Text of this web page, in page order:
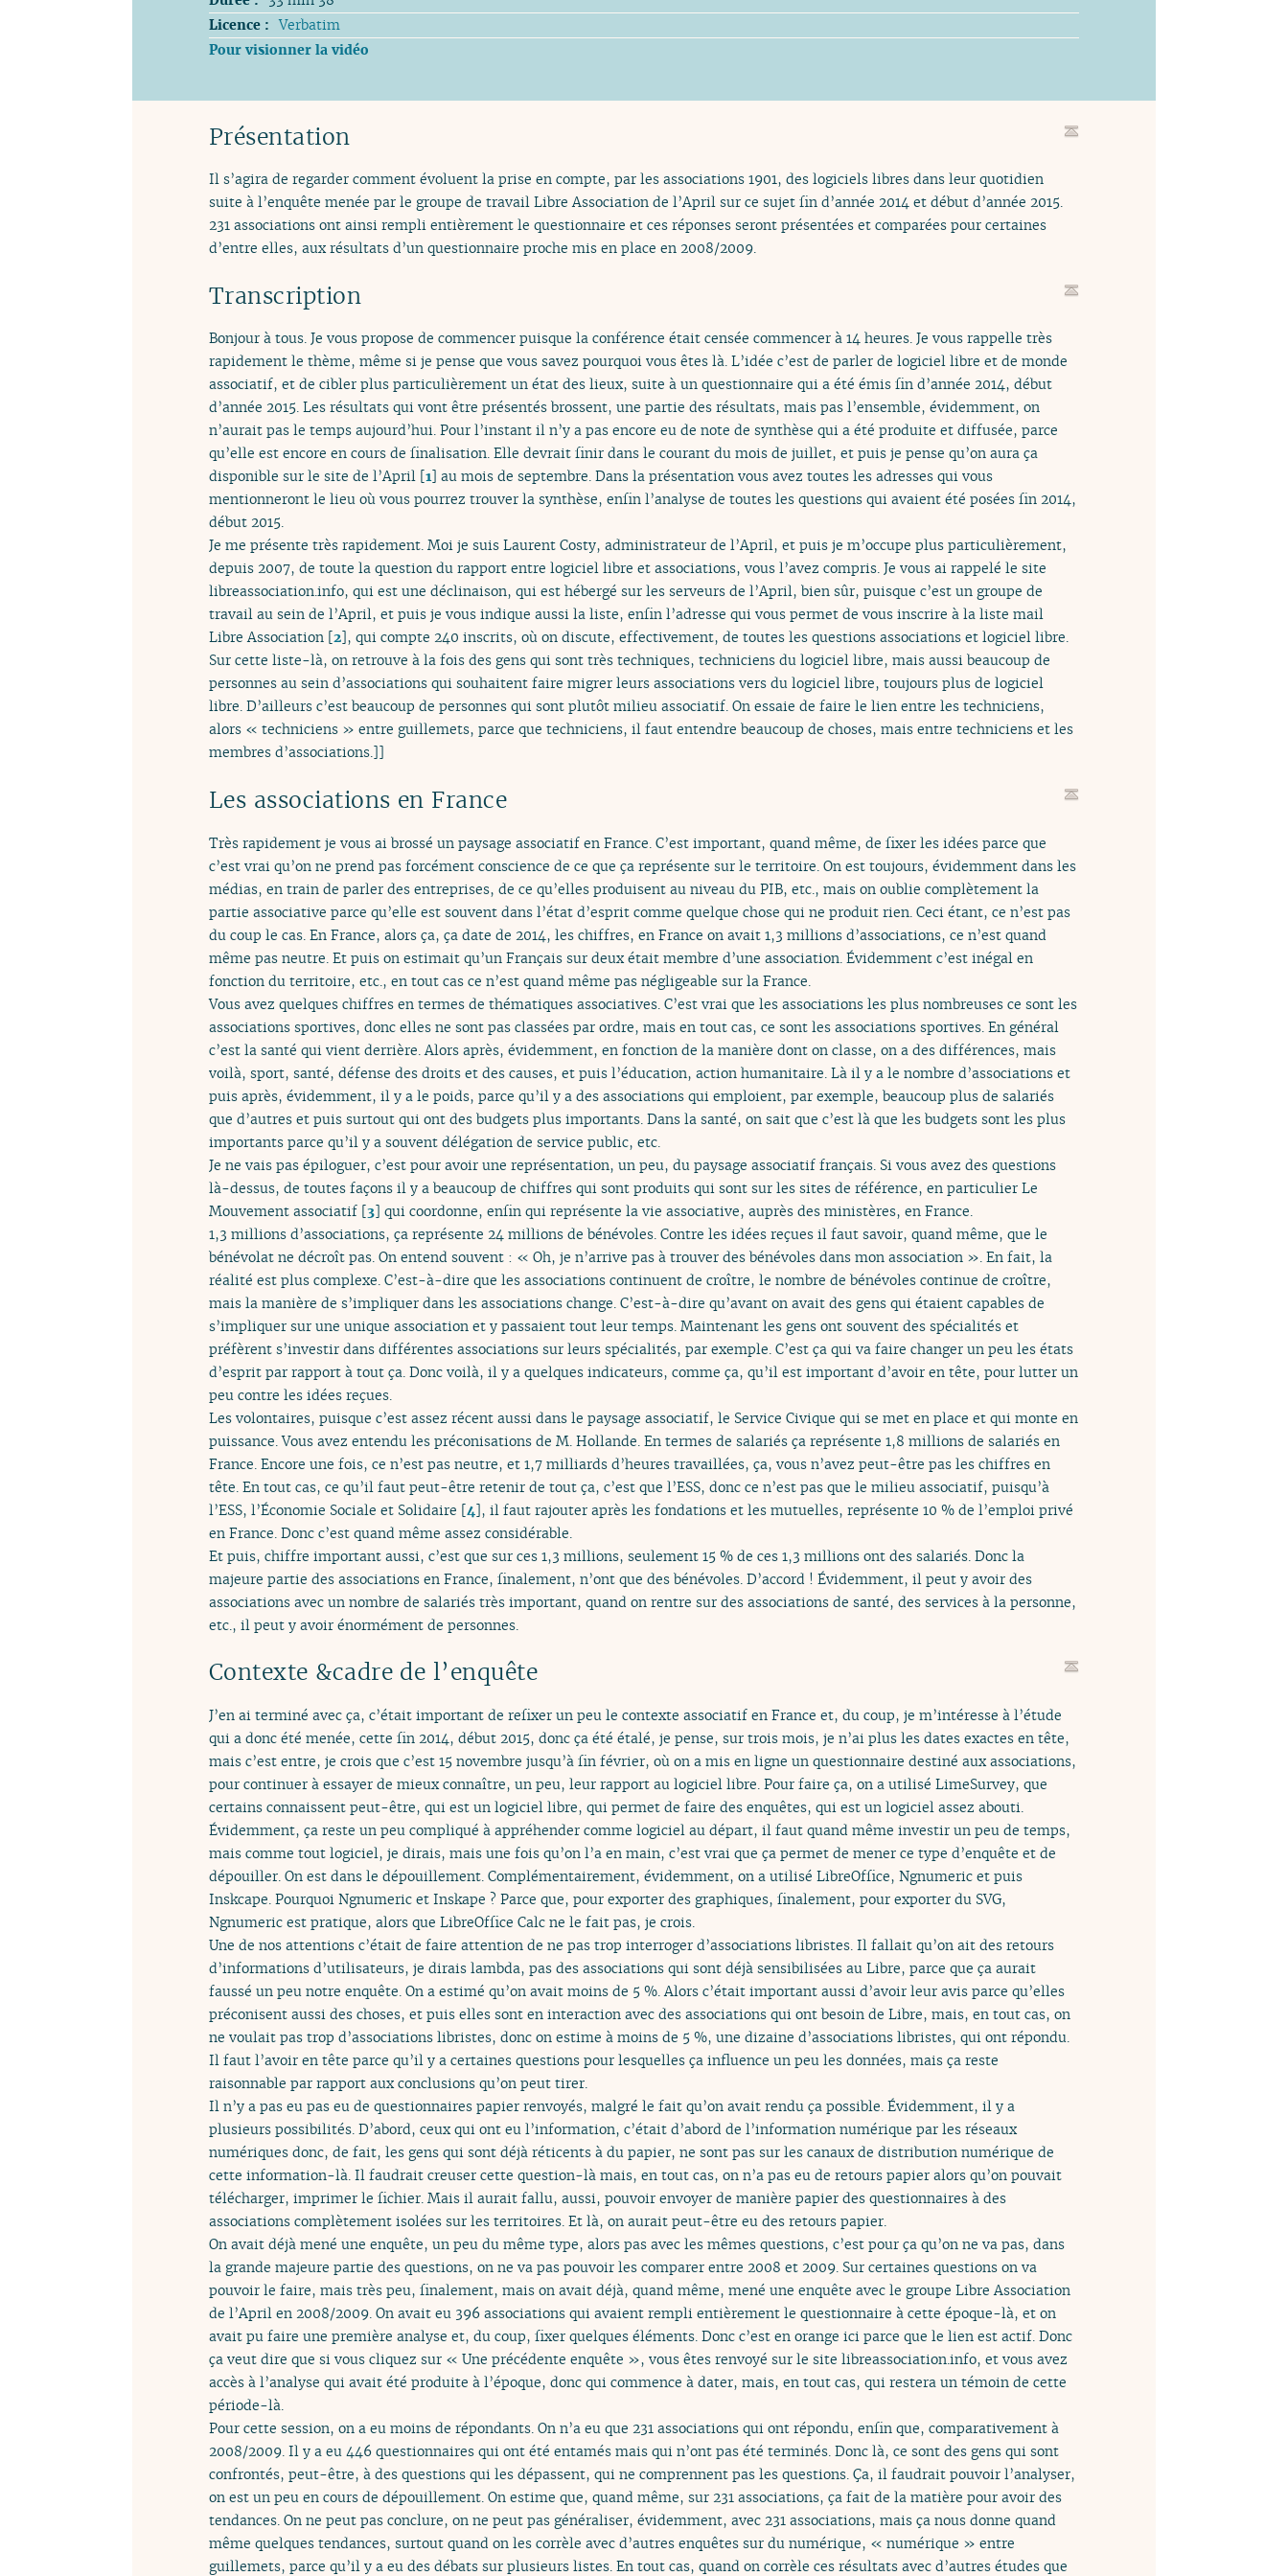
Licence : Verbatim
Pour visionner la vidéo
Présentation
Il s’agira de regarder comment évoluent la prise en compte, par les associations 1901, des logiciels libres dans leur quotidien
suite à l’enquête menée par le groupe de travail Libre Association de l’April sur ce sujet fin d’année 2014 et début d’année 2015.
231 associations ont ainsi rempli entièrement le questionnaire et ces réponses seront présentées et comparées pour certaines
d’entre elles, aux résultats d’un questionnaire proche mis en place en 2008/2009.
Transcription
Bonjour à tous. Je vous propose de commencer puisque la conférence était censée commencer à 14 heures. Je vous rappelle très
rapidement le thème, même si je pense que vous savez pourquoi vous êtes là. L’idée c’est de parler de logiciel libre et de monde
associatif, et de cibler plus particulièrement un état des lieux, suite à un questionnaire qui a été émis fin d’année 2014, début
d’année 2015. Les résultats qui vont être présentés brossent, une partie des résultats, mais pas l’ensemble, évidemment, on
n’aurait pas le temps aujourd’hui. Pour l’instant il n’y a pas encore eu de note de synthèse qui a été produite et diffusée, parce
qu’elle est encore en cours de finalisation. Elle devrait finir dans le courant du mois de juillet, et puis je pense qu’on aura ça
disponible sur le site de l’April [1] au mois de septembre. Dans la présentation vous avez toutes les adresses qui vous
mentionneront le lieu où vous pourrez trouver la synthèse, enfin l’analyse de toutes les questions qui avaient été posées fin 2014,
début 2015.
Je me présente très rapidement. Moi je suis Laurent Costy, administrateur de l’April, et puis je m’occupe plus particulièrement,
depuis 2007, de toute la question du rapport entre logiciel libre et associations, vous l’avez compris. Je vous ai rappelé le site
libreassociation.info, qui est une déclinaison, qui est hébergé sur les serveurs de l’April, bien sûr, puisque c’est un groupe de
travail au sein de l’April, et puis je vous indique aussi la liste, enfin l’adresse qui vous permet de vous inscrire à la liste mail
Libre Association [2], qui compte 240 inscrits, où on discute, effectivement, de toutes les questions associations et logiciel libre.
Sur cette liste-là, on retrouve à la fois des gens qui sont très techniques, techniciens du logiciel libre, mais aussi beaucoup de
personnes au sein d’associations qui souhaitent faire migrer leurs associations vers du logiciel libre, toujours plus de logiciel
libre. D’ailleurs c’est beaucoup de personnes qui sont plutôt milieu associatif. On essaie de faire le lien entre les techniciens,
alors « techniciens » entre guillemets, parce que techniciens, il faut entendre beaucoup de choses, mais entre techniciens et les
membres d’associations.]]
Les associations en France
Très rapidement je vous ai brossé un paysage associatif en France. C’est important, quand même, de fixer les idées parce que
c’est vrai qu’on ne prend pas forcément conscience de ce que ça représente sur le territoire. On est toujours, évidemment dans les
médias, en train de parler des entreprises, de ce qu’elles produisent au niveau du PIB, etc., mais on oublie complètement la
partie associative parce qu’elle est souvent dans l’état d’esprit comme quelque chose qui ne produit rien. Ceci étant, ce n’est pas
du coup le cas. En France, alors ça, ça date de 2014, les chiffres, en France on avait 1,3 millions d’associations, ce n’est quand
même pas neutre. Et puis on estimait qu’un Français sur deux était membre d’une association. Évidemment c’est inégal en
fonction du territoire, etc., en tout cas ce n’est quand même pas négligeable sur la France.
Vous avez quelques chiffres en termes de thématiques associatives. C’est vrai que les associations les plus nombreuses ce sont les
associations sportives, donc elles ne sont pas classées par ordre, mais en tout cas, ce sont les associations sportives. En général
c’est la santé qui vient derrière. Alors après, évidemment, en fonction de la manière dont on classe, on a des différences, mais
voilà, sport, santé, défense des droits et des causes, et puis l’éducation, action humanitaire. Là il y a le nombre d’associations et
puis après, évidemment, il y a le poids, parce qu’il y a des associations qui emploient, par exemple, beaucoup plus de salariés
que d’autres et puis surtout qui ont des budgets plus importants. Dans la santé, on sait que c’est là que les budgets sont les plus
importants parce qu’il y a souvent délégation de service public, etc.
Je ne vais pas épiloguer, c’est pour avoir une représentation, un peu, du paysage associatif français. Si vous avez des questions
là-dessus, de toutes façons il y a beaucoup de chiffres qui sont produits qui sont sur les sites de référence, en particulier Le
Mouvement associatif [3] qui coordonne, enfin qui représente la vie associative, auprès des ministères, en France.
1,3 millions d’associations, ça représente 24 millions de bénévoles. Contre les idées reçues il faut savoir, quand même, que le
bénévolat ne décroît pas. On entend souvent : « Oh, je n’arrive pas à trouver des bénévoles dans mon association ». En fait, la
réalité est plus complexe. C’est-à-dire que les associations continuent de croître, le nombre de bénévoles continue de croître,
mais la manière de s’impliquer dans les associations change. C’est-à-dire qu’avant on avait des gens qui étaient capables de
s’impliquer sur une unique association et y passaient tout leur temps. Maintenant les gens ont souvent des spécialités et
préfèrent s’investir dans différentes associations sur leurs spécialités, par exemple. C’est ça qui va faire changer un peu les états
d’esprit par rapport à tout ça. Donc voilà, il y a quelques indicateurs, comme ça, qu’il est important d’avoir en tête, pour lutter un
peu contre les idées reçues.
Les volontaires, puisque c’est assez récent aussi dans le paysage associatif, le Service Civique qui se met en place et qui monte en
puissance. Vous avez entendu les préconisations de M. Hollande. En termes de salariés ça représente 1,8 millions de salariés en
France. Encore une fois, ce n’est pas neutre, et 1,7 milliards d’heures travaillées, ça, vous n’avez peut-être pas les chiffres en
tête. En tout cas, ce qu’il faut peut-être retenir de tout ça, c’est que l’ESS, donc ce n’est pas que le milieu associatif, puisqu’à
l’ESS, l’Économie Sociale et Solidaire [4], il faut rajouter après les fondations et les mutuelles, représente 10 % de l’emploi privé
en France. Donc c’est quand même assez considérable.
Et puis, chiffre important aussi, c’est que sur ces 1,3 millions, seulement 15 % de ces 1,3 millions ont des salariés. Donc la
majeure partie des associations en France, finalement, n’ont que des bénévoles. D’accord ! Évidemment, il peut y avoir des
associations avec un nombre de salariés très important, quand on rentre sur des associations de santé, des services à la personne,
etc., il peut y avoir énormément de personnes.
Contexte &cadre de l’enquête
J’en ai terminé avec ça, c’était important de refixer un peu le contexte associatif en France et, du coup, je m’intéresse à l’étude
qui a donc été menée, cette fin 2014, début 2015, donc ça été étalé, je pense, sur trois mois, je n’ai plus les dates exactes en tête,
mais c’est entre, je crois que c’est 15 novembre jusqu’à fin février, où on a mis en ligne un questionnaire destiné aux associations,
pour continuer à essayer de mieux connaître, un peu, leur rapport au logiciel libre. Pour faire ça, on a utilisé LimeSurvey, que
certains connaissent peut-être, qui est un logiciel libre, qui permet de faire des enquêtes, qui est un logiciel assez abouti.
Évidemment, ça reste un peu compliqué à appréhender comme logiciel au départ, il faut quand même investir un peu de temps,
mais comme tout logiciel, je dirais, mais une fois qu’on l’a en main, c’est vrai que ça permet de mener ce type d’enquête et de
dépouiller. On est dans le dépouillement. Complémentairement, évidemment, on a utilisé LibreOffice, Ngnumeric et puis
Inskcape. Pourquoi Ngnumeric et Inskape ? Parce que, pour exporter des graphiques, finalement, pour exporter du SVG,
Ngnumeric est pratique, alors que LibreOffice Calc ne le fait pas, je crois.
Une de nos attentions c’était de faire attention de ne pas trop interroger d’associations libristes. Il fallait qu’on ait des retours
d’informations d’utilisateurs, je dirais lambda, pas des associations qui sont déjà sensibilisées au Libre, parce que ça aurait
faussé un peu notre enquête. On a estimé qu’on avait moins de 5 %. Alors c’était important aussi d’avoir leur avis parce qu’elles
préconisent aussi des choses, et puis elles sont en interaction avec des associations qui ont besoin de Libre, mais, en tout cas, on
ne voulait pas trop d’associations libristes, donc on estime à moins de 5 %, une dizaine d’associations libristes, qui ont répondu.
Il faut l’avoir en tête parce qu’il y a certaines questions pour lesquelles ça influence un peu les données, mais ça reste
raisonnable par rapport aux conclusions qu’on peut tirer.
Il n’y a pas eu pas eu de questionnaires papier renvoyés, malgré le fait qu’on avait rendu ça possible. Évidemment, il y a
plusieurs possibilités. D’abord, ceux qui ont eu l’information, c’était d’abord de l’information numérique par les réseaux
numériques donc, de fait, les gens qui sont déjà réticents à du papier, ne sont pas sur les canaux de distribution numérique de
cette information-là. Il faudrait creuser cette question-là mais, en tout cas, on n’a pas eu de retours papier alors qu’on pouvait
télécharger, imprimer le fichier. Mais il aurait fallu, aussi, pouvoir envoyer de manière papier des questionnaires à des
associations complètement isolées sur les territoires. Et là, on aurait peut-être eu des retours papier.
On avait déjà mené une enquête, un peu du même type, alors pas avec les mêmes questions, c’est pour ça qu’on ne va pas, dans
la grande majeure partie des questions, on ne va pas pouvoir les comparer entre 2008 et 2009. Sur certaines questions on va
pouvoir le faire, mais très peu, finalement, mais on avait déjà, quand même, mené une enquête avec le groupe Libre Association
de l’April en 2008/2009. On avait eu 396 associations qui avaient rempli entièrement le questionnaire à cette époque-là, et on
avait pu faire une première analyse et, du coup, fixer quelques éléments. Donc c’est en orange ici parce que le lien est actif. Donc
ça veut dire que si vous cliquez sur « Une précédente enquête », vous êtes renvoyé sur le site libreassociation.info, et vous avez
accès à l’analyse qui avait été produite à l’époque, donc qui commence à dater, mais, en tout cas, qui restera un témoin de cette
période-là.
Pour cette session, on a eu moins de répondants. On n’a eu que 231 associations qui ont répondu, enfin que, comparativement à
2008/2009. Il y a eu 446 questionnaires qui ont été entamés mais qui n’ont pas été terminés. Donc là, ce sont des gens qui sont
confrontés, peut-être, à des questions qui les dépassent, qui ne comprennent pas les questions. Ça, il faudrait pouvoir l’analyser,
on est un peu en cours de dépouillement. On estime que, quand même, sur 231 associations, ça fait de la matière pour avoir des
tendances. On ne peut pas conclure, on ne peut pas généraliser, évidemment, avec 231 associations, mais ça nous donne quand
même quelques tendances, surtout quand on les corrèle avec d’autres enquêtes sur du numérique, « numérique » entre
guillemets, parce qu’il y a eu des débats sur plusieurs listes. En tout cas, quand on corrèle ces résultats avec d’autres études que